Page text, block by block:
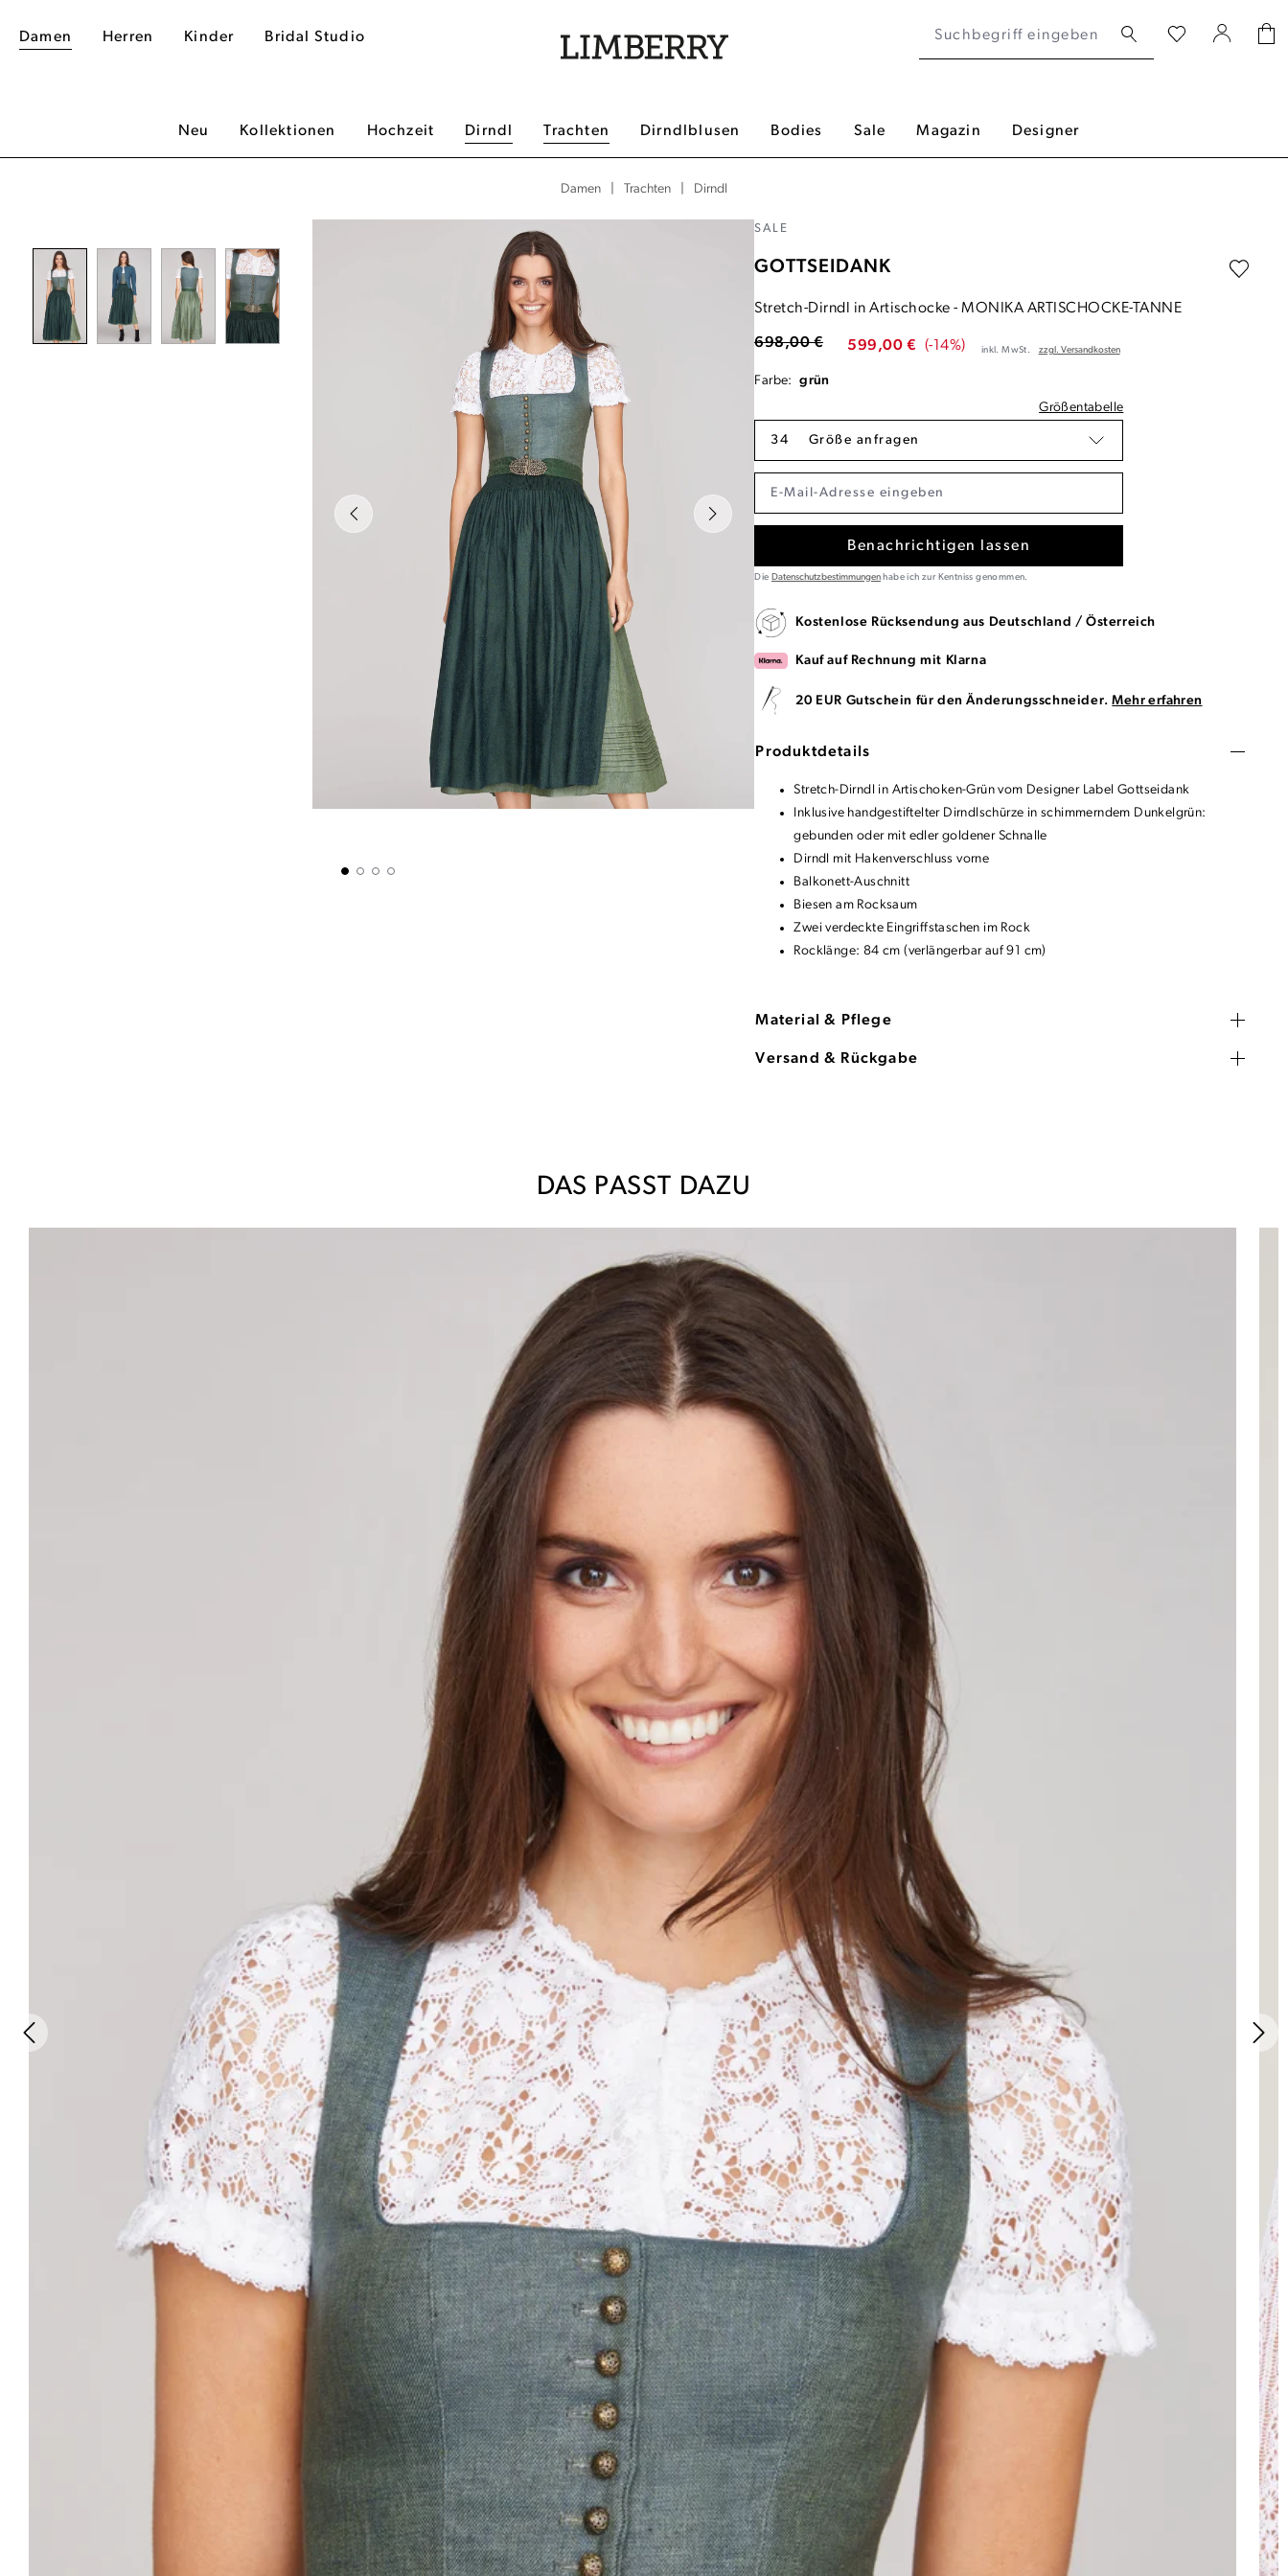
Damen Herren Kinder Bridal Studio
Neu Kollektionen Hochzeit Dirndl Trachten Dirndlblusen Bodies Sale Magazin Designer
Damen Trachten Dirndl
SALE
GOTTSEIDANK
Stretch-Dirndl in Artischocke -MONIKA ARTISCHOCKE-TANNE
599,00 € (-14%)
698,00 € inkl. MwSt. zzgl. Versandkosten
Farbe:
grün
Größentabelle
34 Größe anfragen
Benachrichtigen lassen
Die Datenschutzbestimmungenhabe ich zur Kentniss genommen.
Kostenlose Rücksendung aus Deutschland / Österreich
Kauf auf Rechnung mit Klarna
20 EUR Gutschein für den Änderungsschneider.Mehr erfahren
Produktdetails
Stretch-Dirndl in Artischoken-Grün vom Designer Label Gottseidank
Inklusive handgestiftelter Dirndlschürze in schimmerndem Dunkelgrün:
gebunden oder mit edler goldener Schnalle
Dirndl mit Hakenverschluss vorne
Balkonett-Auschnitt
Biesen am Rocksaum
Zwei verdeckte Eingriffstaschen im Rock
Rocklänge: 84 cm (verlängerbar auf 91 cm)
Material & Pflege
Versand & Rückgabe
DAS PASST DAZU